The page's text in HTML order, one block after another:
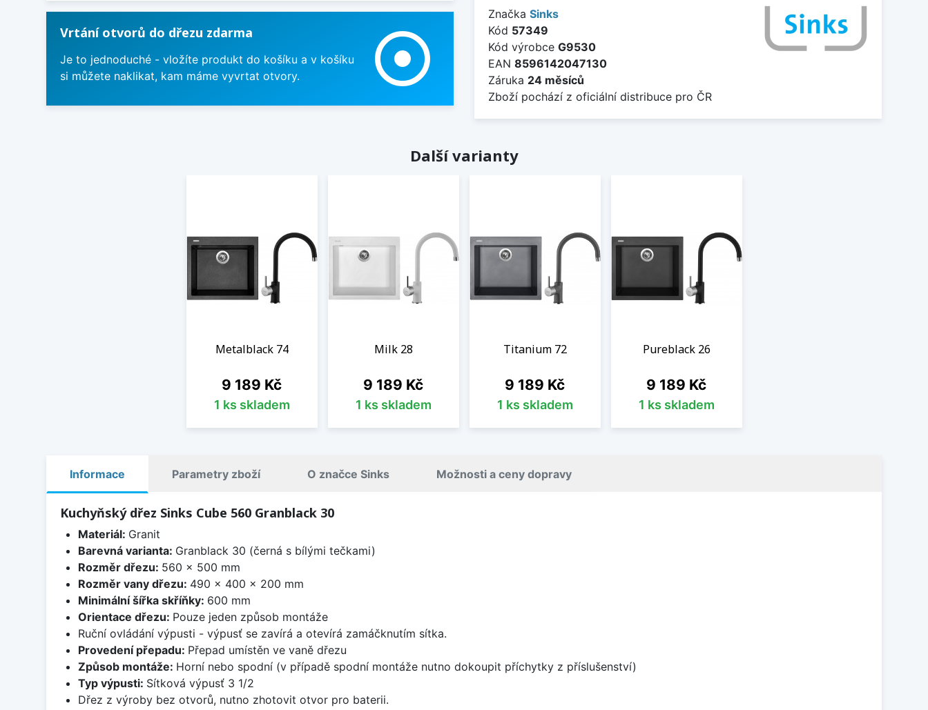
Vrtání otvorů do dřezu zdarma
Je to jednoduché - vložíte produkt do košíku a v košíku
si můžete naklikat, kam máme vyvrtat otvory.
adjust
Značka Sinks
Kód 57349
Kód výrobce G9530
EAN 8596142047130
Záruka 24 měsíců
Zboží pochází z oficiální distribuce pro ČR
Další varianty
Metalblack 74
Cena
9 189 Kč
1 ks skladem
Milk 28
Cena
9 189 Kč
1 ks skladem
Titanium 72
Cena
9 189 Kč
1 ks skladem
Pureblack 26
Cena
9 189 Kč
1 ks skladem
Informace Parametry zboží O značce Sinks Možnosti a ceny dopravy
Kuchyňský dřez Sinks Cube 560 Granblack 30
Materiál: Granit
Barevná varianta: Granblack 30 (černá s bílými tečkami)
Rozměr dřezu: 560 x 500 mm
Rozměr vany dřezu: 490 x 400 x 200 mm
Minimální šířka skříňky: 600 mm
Orientace dřezu: Pouze jeden způsob montáže
Ruční ovládání výpusti - výpusť se zavírá a otevírá zamáčknutím sítka.
Provedení přepadu: Přepad umístěn ve vaně dřezu
Způsob montáže: Horní nebo spodní (v případě spodní montáže nutno dokoupit příchytky z příslušenství)
Typ výpusti: Sítková výpusť 3 1/2
Dřez z výroby bez otvorů, nutno zhotovit otvor pro baterii.